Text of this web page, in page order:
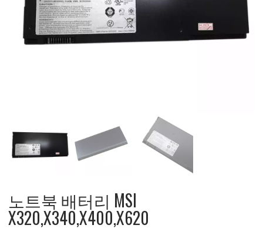
노트북 배터리 MSI
X320,X340,X400,X620